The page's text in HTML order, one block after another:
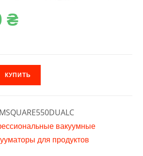
₴
КУПИТЬ
вакуумные
для продуктов